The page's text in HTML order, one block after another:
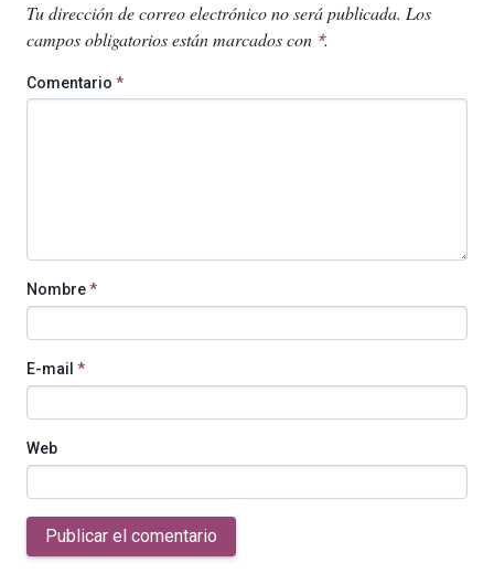
Tu dirección de correo electrónico no será publicada. Los
campos obligatorios están marcados con *.
Comentario *
Nombre*
E-mail *
Web
Publicar el comentario